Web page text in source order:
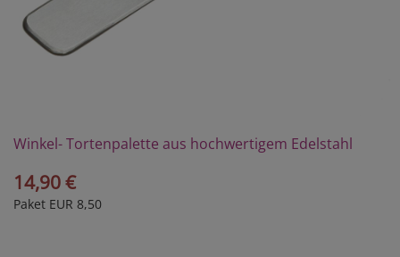
Winkel- Tortenpalette aus hochwertigem Edelstahl
14,90 €
Paket EUR 8,50